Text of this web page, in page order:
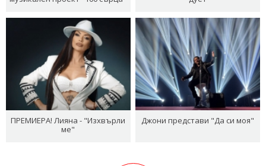
ПРЕМИЕРА! Лияна - "Изхвърли
ме"
Джони представи "Да си моя"